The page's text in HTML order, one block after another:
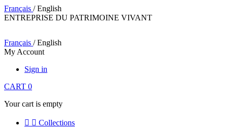
Français / English
ENTREPRISE DU PATRIMOINE VIVANT
Français / English
My Account
Sign in
CART 0
Your cart is empty
  Collections